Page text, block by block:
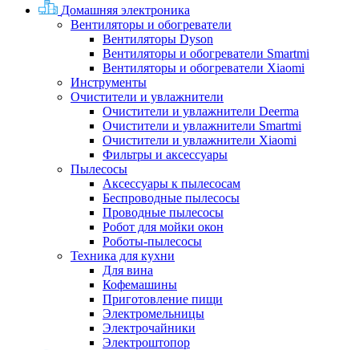
Домашняя электроника
Вентиляторы и обогреватели
Вентиляторы Dyson
Вентиляторы и обогреватели Smartmi
Вентиляторы и обогреватели Xiaomi
Инструменты
Очистители и увлажнители
Очистители и увлажнители Deerma
Очистители и увлажнители Smartmi
Очистители и увлажнители Xiaomi
Фильтры и аксессуары
Пылесосы
Аксессуары к пылесосам
Беспроводные пылесосы
Проводные пылесосы
Робот для мойки окон
Роботы-пылесосы
Техника для кухни
Для вина
Кофемашины
Приготовление пищи
Электромельницы
Электрочайники
Электроштопор